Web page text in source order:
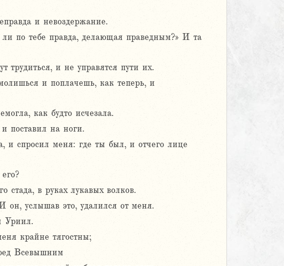
и невоздержание.
ли по тебе правда, делающая праведным?» И та
трудиться, и не управятся пути их.
и поплачешь, как теперь, и
как будто исчезала.
поставил на ноги.
спросил меня: где ты был, и отчего лице
стада, в руках лукавых волков.
услышав это, удалился от меня.
Уриил.
крайне тягостны;
Всевышним